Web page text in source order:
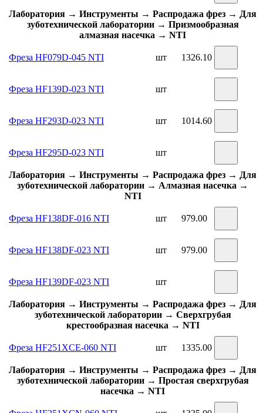
Лаборатория → Инструменты → Распродажа фрез → Для
зуботехнической лаборатории → Призмообразная
алмазная насечка → NTI
Фреза HF079D-045 NTI шт 1326.10
Фреза HF139D-023 NTI шт
Фреза HF293D-023 NTI шт 1014.60
Фреза HF295D-023 NTI шт
Лаборатория → Инструменты → Распродажа фрез → Для
зуботехнической лаборатории → Алмазная насечка →
NTI
Фреза HF138DF-016 NTI шт 979.00
Фреза HF138DF-023 NTI шт 979.00
Фреза HF139DF-023 NTI шт
Лаборатория → Инструменты → Распродажа фрез → Для
зуботехнической лаборатории → Сверхгрубая
крестообразная насечка → NTI
Фреза HF251XCE-060 NTI шт 1335.00
Лаборатория → Инструменты → Распродажа фрез → Для
зуботехнической лаборатории → Простая сверхгрубая
насечка → NTI